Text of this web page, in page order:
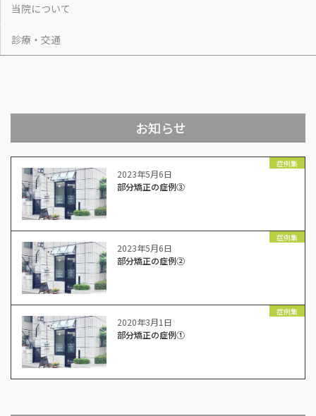
当院について
診療・交通
お知らせ
2023年5月6日
症例集
部分矯正の症例③
2023年5月6日
症例集
部分矯正の症例②
2020年3月1日
症例集
部分矯正の症例①